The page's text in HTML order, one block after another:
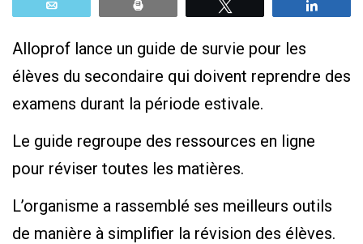
Alloprof lance un guide de survie pour les
élèves du secondaire qui doivent reprendre des
examens durant la période estivale.
Le guide regroupe des ressources en ligne
pour réviser toutes les matières.
L’organisme a rassemblé ses meilleurs outils
de manière à simplifier la révision des élèves.